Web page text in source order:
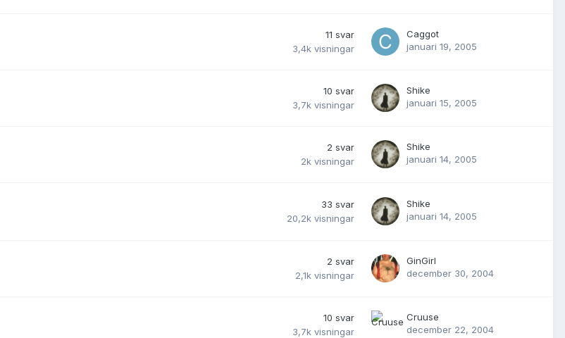
11 svar
3,4k visningar
Caggot
januari 19, 2005
10 svar
3,7k visningar
Shike
januari 15, 2005
2 svar
2k visningar
Shike
januari 14, 2005
33 svar
20,2k visningar
Shike
januari 14, 2005
2 svar
2,1k visningar
GinGirl
december 30, 2004
10 svar
3,7k visningar
Cruuse
december 22, 2004